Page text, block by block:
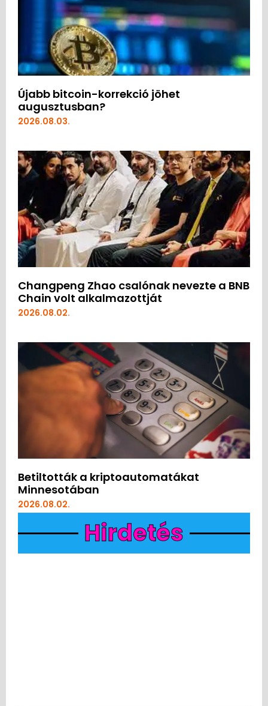
Újabb bitcoin-korrekció jöhet
augusztusban?
2026.08.03.
Changpeng Zhao csalónak nevezte a BNB
Chain volt alkalmazottját
2026.08.02.
Betiltották a kriptoautomatákat
Minnesotában
2026.08.02.
Hirdetés